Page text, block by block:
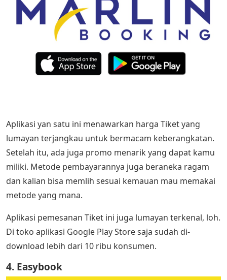
Aplikasi yan satu ini menawarkan harga Tiket yang
lumayan terjangkau untuk bermacam keberangkatan.
Setelah itu, ada juga promo menarik yang dapat kamu
miliki. Metode pembayarannya juga beraneka ragam
dan kalian bisa memlih sesuai kemauan mau memakai
metode yang mana.
Aplikasi pemesanan Tiket ini juga lumayan terkenal, loh.
Di toko aplikasi Google Play Store saja sudah di-
download lebih dari 10 ribu konsumen.
4. Easybook